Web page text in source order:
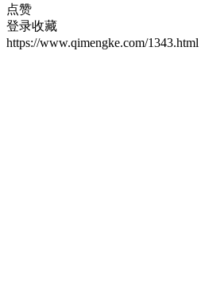
点赞
登录收藏
https://www.qimengke.com/1343.html